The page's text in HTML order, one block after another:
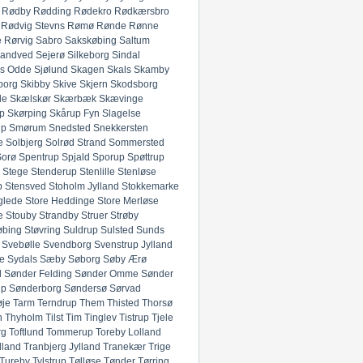
Rødby Rødding Rødekro Rødkærsbro
Rødvig Stevns Rømø Rønde Rønne
Rørvig Sabro Sakskøbing Saltum
Sejerø Silkeborg Sindal
Odde Sjølund Skagen Skals Skamby
Skibby Skive Skjern Skodsborg
Skælskør Skærbæk Skævinge
Skørping Skårup Fyn Slagelse
Smørum Snedsted Snekkersten
Solbjerg Solrød Strand Sommersted
Spentrup Spjald Sporup Spøttrup
Stege Stenderup Stenlille Stenløse
Stensved Stoholm Jylland Stokkemarke
Store Heddinge Store Merløse
Stouby Strandby Struer Strøby
Støvring Suldrup Sulsted Sunds
Svebølle Svendborg Svenstrup Jylland
Sydals Sæby Søborg Søby Ærø
Sønder Felding Sønder Omme Sønder
Sønderborg Søndersø Sørvad
Tarm Terndrup Them Thisted Thorsø
Thyholm Tilst Tim Tinglev Tistrup Tjele
Toftlund Tommerup Toreby Lolland
Tranbjerg Jylland Tranekær Trige